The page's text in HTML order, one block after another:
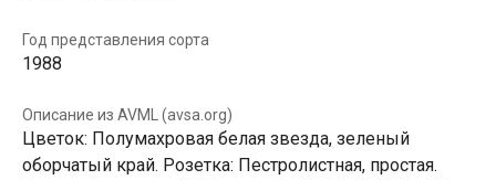
Год представления сорта
1988
Описание из AVML (avsa.org)
Цветок: Полумахровая белая звезда, зеленый
оборчатый край. Розетка: Пестролистная, простая.